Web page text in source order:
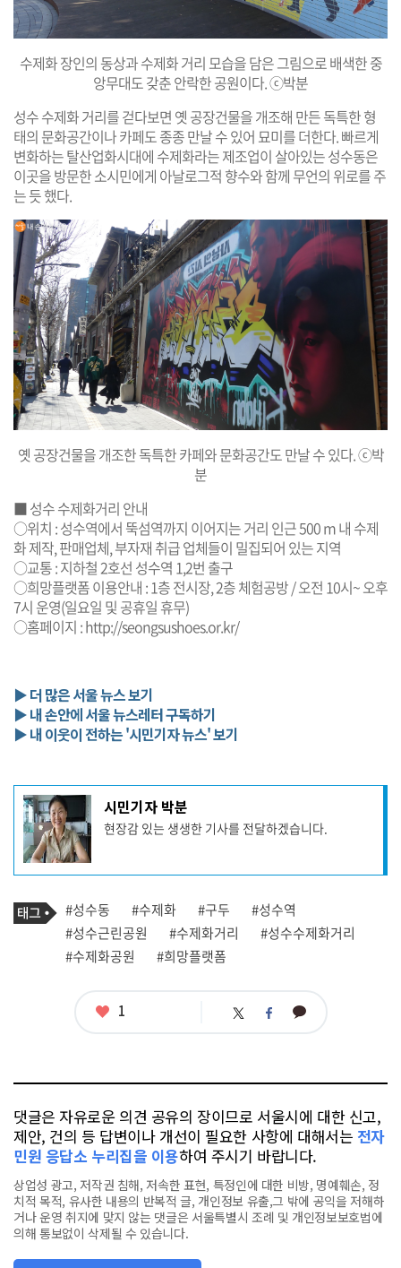
수제화 장인의 동상과 수제화 거리 모습을 담은 그림으로 배색한 중
앙무대도 갖춘 안락한 공원이다. ⓒ박분
성수 수제화 거리를 걷다보면 옛 공장건물을 개조해 만든 독특한 형
태의 문화공간이나 카페도 종종 만날 수 있어 묘미를 더한다. 빠르게
변화하는 탈산업화시대에 수제화라는 제조업이 살아있는 성수동은
이곳을 방문한 소시민에게 아날로그적 향수와 함께 무언의 위로를 주
는 듯 했다.
옛 공장건물을 개조한 독특한 카페와 문화공간도 만날 수 있다. ⓒ박
분
■ 성수 수제화거리 안내
○위치 : 성수역에서 뚝섬역까지 이어지는 거리 인근 500 m 내 수제
화 제작, 판매업체, 부자재 취급 업체들이 밀집되어 있는 지역
○교통 : 지하철 2호선 성수역 1,2번 출구
○희망플랫폼 이용안내 : 1층 전시장, 2층 체험공방 / 오전 10시~ 오후
7시 운영(일요일 및 공휴일 휴무)
○홈페이지 :http://seongsushoes.or.kr/
▶ 더 많은 서울 뉴스 보기
▶ 내 손안에 서울 뉴스레터 구독하기
▶ 내 이웃이 전하는 '시민기자 뉴스' 보기
기
사
작
성
자
프
필
시민기자 박분
현장감 있는 생생한 기사를 전달하겠습니다.
기
사
관
련
태
태
그
#성수동 #수제화 #구두
#성수역
#성수근린공원
#수제화거리
#성수수제화거리
#수제화공원
#희망플랫폼
좋1 트 페 카
댓글은 자유로운 의견 공유의 장이므로 서울시에 대한 신고,
제안, 건의 등 답변이나 개선이 필요한 사항에 대해서는 전자
민원 응답소 누리집을 이용하여 주시기 바랍니다.
상업성 광고, 저작권 침해, 저속한 표현, 특정인에 대한 비방, 명예훼손, 정
치적 목적, 유사한 내용의 반복적 글, 개인정보 유출,그 밖에 공익을 저해하
거나 운영 취지에 맞지 않는 댓글은 서울특별시 조례 및 개인정보보호법에
의해 통보없이 삭제될 수 있습니다.